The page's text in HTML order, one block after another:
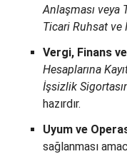
Anlaşması veya
Ticari Ruhsat ve
Vergi, Finans
Hesaplarına
İşsizlik
hazırdır.
Uyum ve
sağlanması